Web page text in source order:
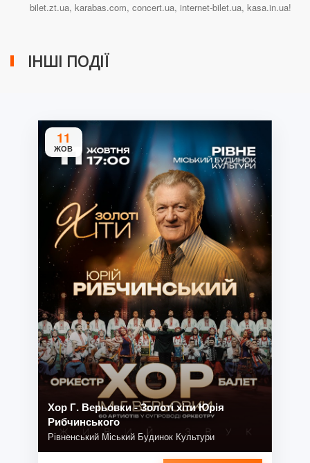
bilet.zt.ua, karabas.com, concert.ua, internet-bilet.ua, kasa.in.ua!
ІНШІ ПОДІЇ
11
ЖОВ
Хор Г. Верьовки - Золоті хіти Юрія
Рибчинського
Рівненський Міський Будинок Культури